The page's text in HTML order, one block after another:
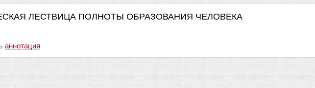
ЛЕСТВИЦА ПОЛНОТЫ ОБРАЗОВАНИЯ ЧЕЛОВЕКА
аннотация